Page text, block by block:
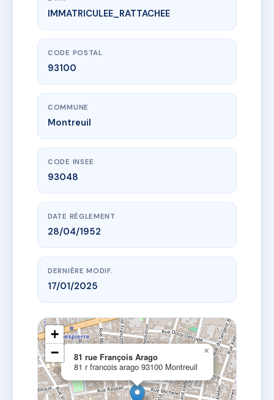
www.vme.plus/AE6643910
81 rue François Arago
81 r francois arago
IMMATRICULEE_RATTACHEE
CODE POSTAL
93100
COMMUNE
Montreuil
CODE INSEE
93048
DATE RÈGLEMENT
28/04/1952
DERNIÈRE MODIF.
17/01/2025
81 rue François Arago
81 r francois arago 93100 Montreuil
×
+
−